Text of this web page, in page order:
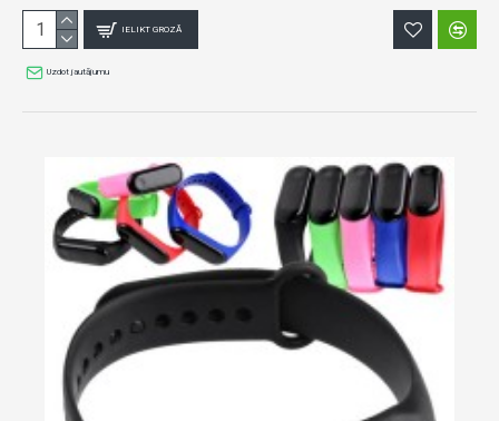
IELIKT GROZĀ
Uzdot jautājumu